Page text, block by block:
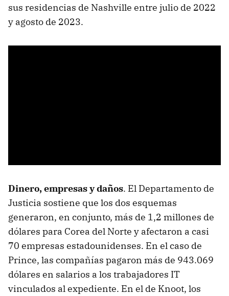
sus residencias de Nashville entre julio de 2022
y agosto de 2023.
Dinero, empresas y daños. El Departamento de
Justicia sostiene que los dos esquemas
generaron, en conjunto, más de 1,2 millones de
dólares para Corea del Norte y afectaron a casi
70 empresas estadounidenses. En el caso de
Prince, las compañías pagaron más de 943.069
dólares en salarios a los trabajadores IT
vinculados al expediente. En el de Knoot, los